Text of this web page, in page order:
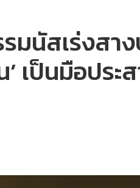
มนัส​เร่งสา
เป็นมือประ